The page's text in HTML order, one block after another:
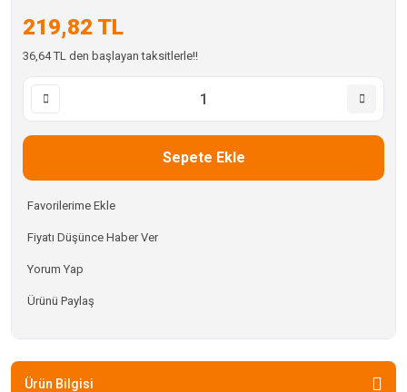
219,82 TL
36,64 TL den başlayan taksitlerle!!
Sepete Ekle
Fiyatı Düşünce Haber Ver
Yorum Yap
Ürünü Paylaş
Ürün Bilgisi